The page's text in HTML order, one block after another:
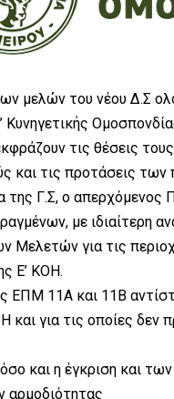
μελών του νέου Δ.Σ
Κυνηγετικής
τις θέσεις
και τις προτάσεις
της Γ.Σ, ο
με ιδιαίτερη
Μελετών για τις
Ε’ ΚΟΗ.
ΕΠΜ 11Α και 11Β
και για τις οποίες
και η έγκριση και
αρμοδιότητας